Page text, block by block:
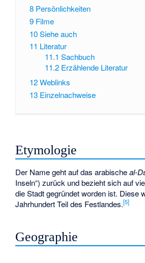
8 Persönlichkeiten
9 Filme
10Siehe auch
11 Literatur
11.1 Sachbuch
11.2 Erzählende Literatur
12Weblinks
13 Einzelnachweise
Etymologie
Der Name geht auf das arabischeal-
Inseln“) zurück und bezieht sich auf
die Stadt gegründet worden ist. Diese
Jahrhundert Teil des Festlandes.[5]
Geographie